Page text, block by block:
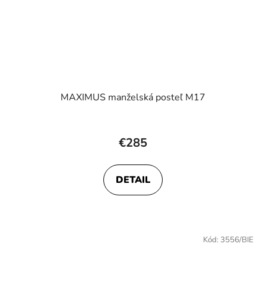
MAXIMUS manželská posteľ M17
€285
DETAIL
Kód: 3556/BIE